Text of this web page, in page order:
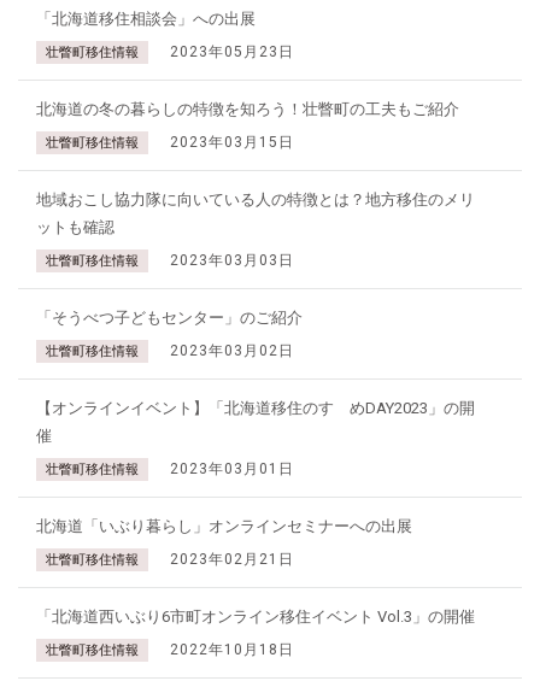
「北海道移住相談会」への出展
壮瞥町移住情報 2023年05月23日
北海道の冬の暮らしの特徴を知ろう！壮瞥町の工夫もご紹介
壮瞥町移住情報 2023年03月15日
地域おこし協力隊に向いている人の特徴とは？地方移住のメリ
ットも確認
壮瞥町移住情報 2023年03月03日
「そうべつ子どもセンター」のご紹介
壮瞥町移住情報 2023年03月02日
【オンラインイベント】「北海道移住のすゝめDAY2023」の開
催
壮瞥町移住情報 2023年03月01日
北海道「いぶり暮らし」オンラインセミナーへの出展
壮瞥町移住情報 2023年02月21日
「北海道西いぶり6市町オンライン移住イベント Vol.3」の開催
壮瞥町移住情報 2022年10月18日